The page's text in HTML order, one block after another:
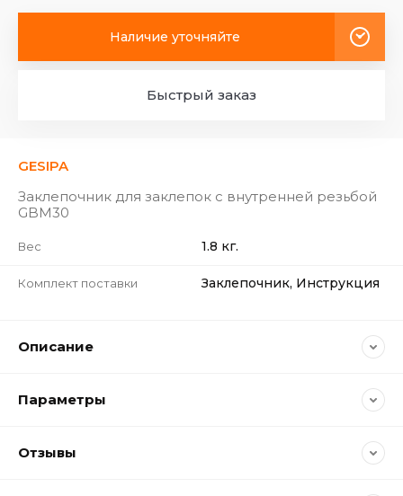
GESIPA
Заклепочник для заклепок с внутренней резьбой
GBM30
Вес 1.8 кг.
Комплект поставки Заклепочник, Инструкция
Наличие уточняйте
Быстрый заказ
Описание
Параметры
Отзывы